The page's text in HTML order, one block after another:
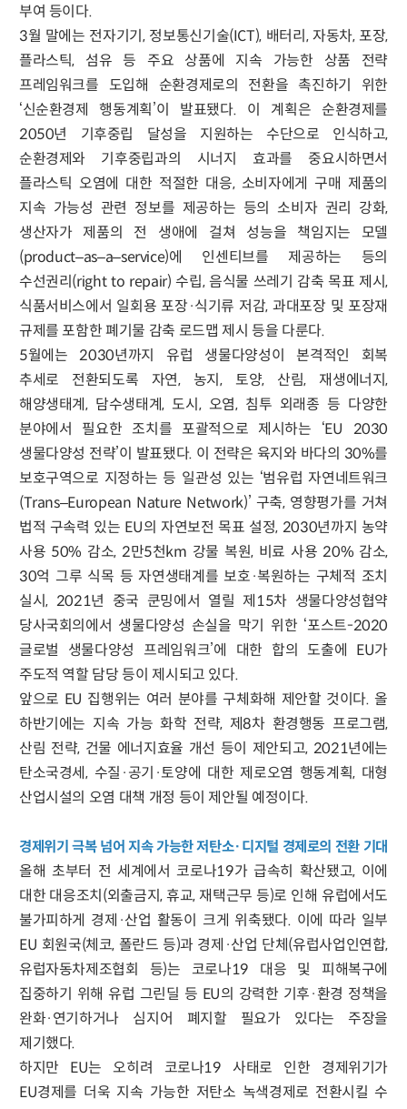
부여 등이다.
3월 말에는 전자기기, 정보통신기술(ICT), 배터리, 자동차, 포장,
플라스틱, 섬유 등 주요 상품에 지속 가능한 상품 전략
프레임워크를 도입해 순환경제로의 전환을 촉진하기 위한
‘신순환경제 행동계획’이 발표됐다. 이 계획은 순환경제를
2050년 기후중립 달성을 지원하는 수단으로 인식하고,
순환경제와 기후중립과의 시너지 효과를 중요시하면서
플라스틱 오염에 대한 적절한 대응, 소비자에게 구매 제품의
지속 가능성 관련 정보를 제공하는 등의 소비자 권리 강화,
생산자가 제품의 전 생애에 걸쳐 성능을 책임지는 모델
(product–as–a–service)에 인센티브를 제공하는 등의
수선권리(right to repair) 수립, 음식물 쓰레기 감축 목표 제시,
식품서비스에서 일회용 포장·식기류 저감, 과대포장 및 포장재
규제를 포함한 폐기물 감축 로드맵 제시 등을 다룬다.
5월에는 2030년까지 유럽 생물다양성이 본격적인 회복
추세로 전환되도록 자연, 농지, 토양, 산림, 재생에너지,
해양생태계, 담수생태계, 도시, 오염, 침투 외래종 등 다양한
분야에서 필요한 조치를 포괄적으로 제시하는 ‘EU 2030
생물다양성 전략’이 발표됐다. 이 전략은 육지와 바다의 30%를
보호구역으로 지정하는 등 일관성 있는 ‘범유럽 자연네트워크
(Trans–European Nature Network)’ 구축, 영향평가를 거쳐
법적 구속력 있는 EU의 자연보전 목표 설정, 2030년까지 농약
사용 50% 감소, 2만5천km 강물 복원, 비료 사용 20% 감소,
30억 그루 식목 등 자연생태계를 보호·복원하는 구체적 조치
실시, 2021년 중국 쿤밍에서 열릴 제15차 생물다양성협약
당사국회의에서 생물다양성 손실을 막기 위한 ‘포스트-2020
글로벌 생물다양성 프레임워크’에 대한 합의 도출에 EU가
주도적 역할 담당 등이 제시되고 있다.
앞으로 EU 집행위는 여러 분야를 구체화해 제안할 것이다. 올
하반기에는 지속 가능 화학 전략, 제8차 환경행동 프로그램,
산림 전략, 건물 에너지효율 개선 등이 제안되고, 2021년에는
탄소국경세, 수질·공기·토양에 대한 제로오염 행동계획, 대형
산업시설의 오염 대책 개정 등이 제안될 예정이다.
경제위기 극복 넘어 지속 가능한 저탄소·디지털 경제로의 전환 기대
올해 초부터 전 세계에서 코로나19가 급속히 확산됐고, 이에
대한 대응조치(외출금지, 휴교, 재택근무 등)로 인해 유럽에서도
불가피하게 경제·산업 활동이 크게 위축됐다. 이에 따라 일부
EU 회원국(체코, 폴란드 등)과 경제·산업 단체(유럽사업인연합,
유럽자동차제조협회 등)는 코로나19 대응 및 피해복구에
집중하기 위해 유럽 그린딜 등 EU의 강력한 기후·환경 정책을
완화·연기하거나 심지어 폐지할 필요가 있다는 주장을
제기했다.
하지만 EU는 오히려 코로나19 사태로 인한 경제위기가
EU경제를 더욱 지속 가능한 저탄소 녹색경제로 전환시킬 수